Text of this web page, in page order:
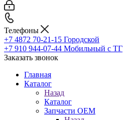
Телефоны
+7 4872 70-21-15 Городской
+7 910 944-07-44 Мобильный с ТГ
Заказать звонок
Главная
Каталог
Назад
Каталог
Запчасти OEM